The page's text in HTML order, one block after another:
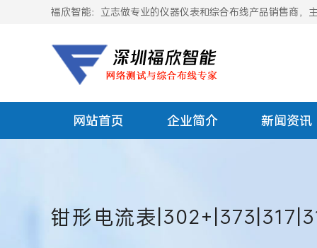
福欣智能：立志做专业的仪器仪表和综合布线产品销售商，
网站首页 企业简介 新闻资讯
钳形电流表